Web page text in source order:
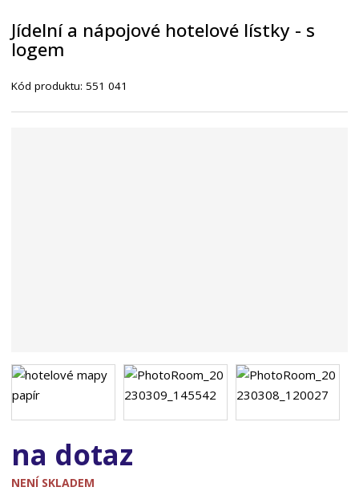
t
r
n
Jídelní a nápojové hotelové lístky - s
logem
Kód produktu: 551 041
na dotaz
NENÍ SKLADEM